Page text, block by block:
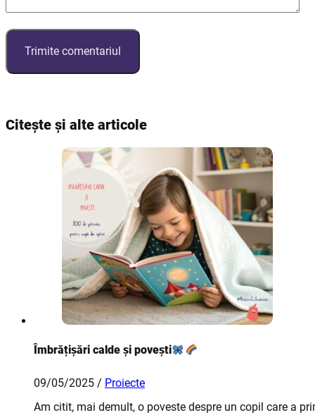
Citește și alte articole
Îmbrățișări calde și povești
09/05/2025 / Proiecte
Am citit, mai demult, o poveste despre un copil care a